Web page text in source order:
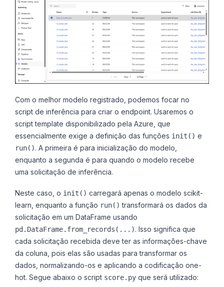
Com o melhor modelo registrado, podemos focar no
script de inferência para criar o endpoint. Usaremos o
script template disponibilizado pela Azure, que
essencialmente exige a definição das funções init() e
run(). A primeira é para inicialização do modelo,
enquanto a segunda é para quando o modelo recebe
uma solicitação de inferência.
Neste caso, o init() carregará apenas o modelo scikit-
learn, enquanto a função run() transformará os dados da
solicitação em um DataFrame usando
pd.DataFrame.from_records(...). Isso significa que
cada solicitação recebida deve ter as informações-chave
da coluna, pois elas são usadas para transformar os
dados, normalizando-os e aplicando a codificação one-
hot. Segue abaixo o script score.py que será utilizado: